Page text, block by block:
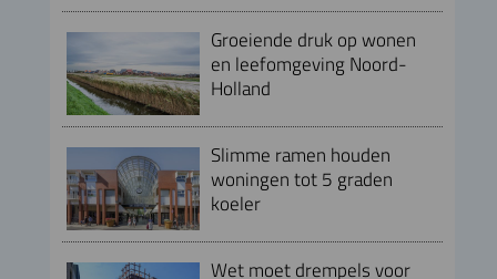
Groeiende druk op wonen
en leefomgeving Noord-
Holland
Slimme ramen houden
woningen tot 5 graden
koeler
Wet moet drempels voor